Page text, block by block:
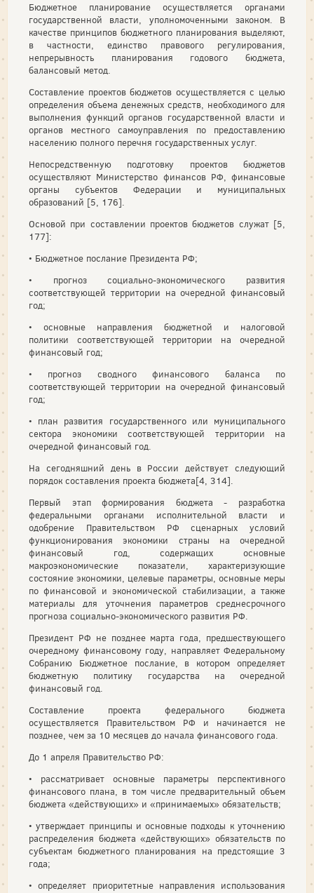
Бюджетное планирование осуществляется органами
государственной власти, уполномоченными законом. В
качестве принципов бюджетного планирования выделяют,
в частности, единство правового регулирования,
непрерывность планирования годового бюджета,
балансовый метод.
Составление проектов бюджетов осуществляется с целью
определения объема денежных средств, необходимого для
выполнения функций органов государственной власти и
органов местного самоуправления по предоставлению
населению полного перечня государственных услуг.
Непосредственную подготовку проектов бюджетов
осуществляют Министерство финансов РФ, финансовые
органы субъектов Федерации и муниципальных
образований [5, 176].
Основой при составлении проектов бюджетов служат [5,
177]:
• Бюджетное послание Президента РФ;
• прогноз социально-экономического развития
соответствующей территории на очередной финансовый
год;
• основные направления бюджетной и налоговой
политики соответствующей территории на очередной
финансовый год;
• прогноз сводного финансового баланса по
соответствующей территории на очередной финансовый
год;
• план развития государственного или муниципального
сектора экономики соответствующей территории на
очередной финансовый год.
На сегодняшний день в России действует следующий
порядок составления проекта бюджета[4, 314].
Первый этап формирования бюджета - разработка
федеральными органами исполнительной власти и
одобрение Правительством РФ сценарных условий
функционирования экономики страны на очередной
финансовый год, содержащих основные
макроэкономические показатели, характеризующие
состояние экономики, целевые параметры, основные меры
по финансовой и экономической стабилизации, а также
материалы для уточнения параметров среднесрочного
прогноза социально-экономического развития РФ.
Президент РФ не позднее марта года, предшествующего
очередному финансовому году, направляет Федеральному
Собранию Бюджетное послание, в котором определяет
бюджетную политику государства на очередной
финансовый год.
Составление проекта федерального бюджета
осуществляется Правительством РФ и начинается не
позднее, чем за 10 месяцев до начала финансового года.
До 1 апреля Правительство РФ:
• рассматривает основные параметры перспективного
финансового плана, в том числе предварительный объем
бюджета «действующих» и «принимаемых» обязательств;
• утверждает принципы и основные подходы к уточнению
распределения бюджета «действующих» обязательств по
субъектам бюджетного планирования на предстоящие 3
года;
• определяет приоритетные направления использования